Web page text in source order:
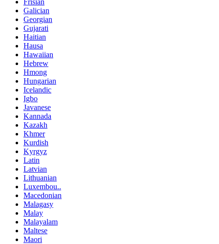
Frisian
Galician
Georgian
Gujarati
Haitian
Hausa
Hawaiian
Hebrew
Hmong
Hungarian
Icelandic
Igbo
Javanese
Kannada
Kazakh
Khmer
Kurdish
Kyrgyz
Latin
Latvian
Lithuanian
Luxembou..
Macedonian
Malagasy
Malay
Malayalam
Maltese
Maori